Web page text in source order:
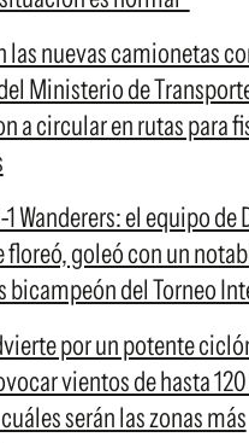
las nuevas camionetas
Ministerio de
a circular en rutas para
Wanderers: el equipo de
floreó, goleó con un
bicampeón del Torneo
por un potente
vientos de hasta
serán las zonas más